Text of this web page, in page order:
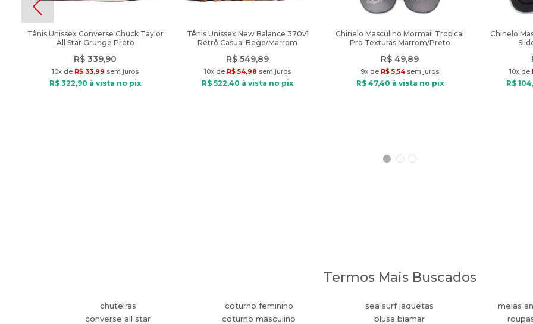
Tênis Unissex Converse Chuck Taylor
All Star Grunge Preto
R$ 339,90
10x de R$ 33,99 sem juros
R$ 322,90 à vista no pix
Tênis Unissex New Balance 370v1
Retrô Casual Bege/Marrom
R$ 549,89
10x de R$ 54,98 sem juros
R$ 522,40 à vista no pix
Chinelo Masculino Mormaii Tropical
Pro Texturas Marrom/Preto
R$ 49,89
9x de R$ 5,54 sem juros
R$ 47,40 à vista no pix
Chinelo
10x de
R$ 104,
Termos Mais Buscados
chuteiras
converse all star
coturno feminino
coturno masculino
sea surf jaquetas
blusa biamar
meias